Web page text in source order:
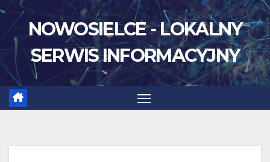
Skip
content
NOWOSIELCE - LOKALNY
SERWIS INFORMACYJNY